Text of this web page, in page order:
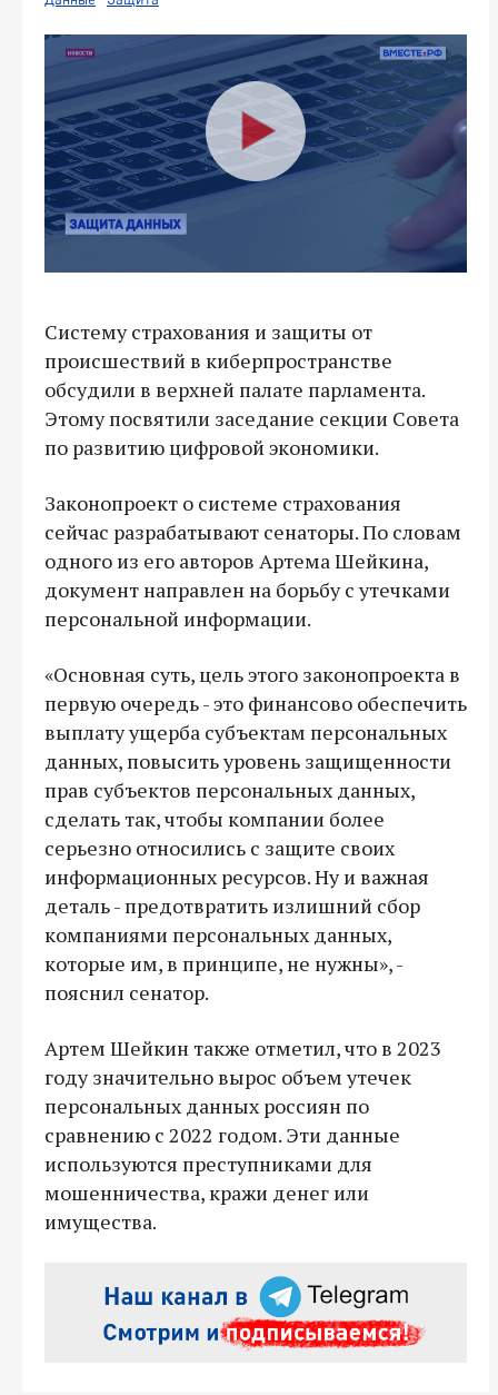
Систему страхования и защиты от
происшествий в киберпространстве
обсудили в верхней палате парламента.
Этому посвятили заседание секции Совета
по развитию цифровой экономики.
Законопроект о системе страхования
сейчас разрабатывают сенаторы. По словам
одного из его авторов Артема Шейкина,
документ направлен на борьбу с утечками
персональной информации.
«Основная суть, цель этого законопроекта в
первую очередь - это финансово обеспечить
выплату ущерба субъектам персональных
данных, повысить уровень защищенности
прав субъектов персональных данных,
сделать так, чтобы компании более
серьезно относились с защите своих
информационных ресурсов. Ну и важная
деталь - предотвратить излишний сбор
компаниями персональных данных,
которые им, в принципе, не нужны», -
пояснил сенатор.
Артем Шейкин также отметил, что в 2023
году значительно вырос объем утечек
персональных данных россиян по
сравнению с 2022 годом. Эти данные
используются преступниками для
мошенничества, кражи денег или
имущества.